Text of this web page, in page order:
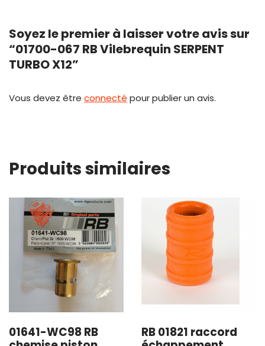
Soyez le premier à laisser votre avis sur
“01700-067 RB Vilebrequin SERPENT
TURBO X12”
Vous devez être connecté pour publier un avis.
Produits similaires
01641-WC98 RB
RB 01821 raccord